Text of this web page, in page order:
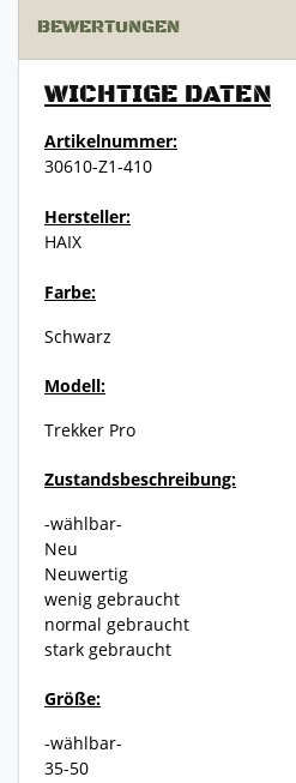
BEWERTUNGEN
WICHTIGE DATEN
Artikelnummer:
30610-Z1-410
Hersteller:
HAIX
Farbe:
Schwarz
Modell:
Trekker Pro
Zustandsbeschreibung:
-wählbar-
Neu
Neuwertig
wenig gebraucht
normal gebraucht
stark gebraucht
Größe:
-wählbar-
35-50